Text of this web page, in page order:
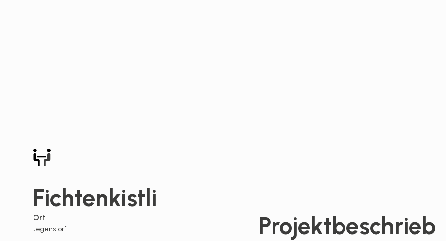
Fichtenkistli
Ort
Jegenstorf Projektbeschrieb